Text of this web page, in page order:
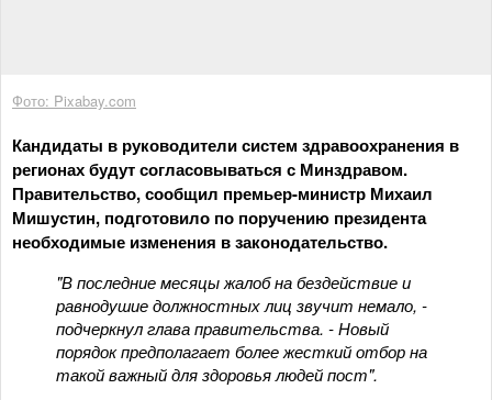
Фото: Pixabay.com
Кандидаты в руководители систем здравоохранения в
регионах будут согласовываться с Минздравом.
Правительство, сообщил премьер-министр Михаил
Мишустин, подготовило по поручению президента
необходимые изменения в законодательство.
"В последние месяцы жалоб на бездействие и
равнодушие должностных лиц звучит немало, -
подчеркнул глава правительства. - Новый
порядок предполагает более жесткий отбор на
такой важный для здоровья людей пост".